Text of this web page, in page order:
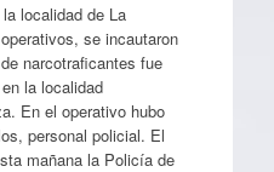
localidad de La
se incautaron
narcotraficantes fue
la localidad
En el operativo hubo
personal policial. El
mañana la Policía de